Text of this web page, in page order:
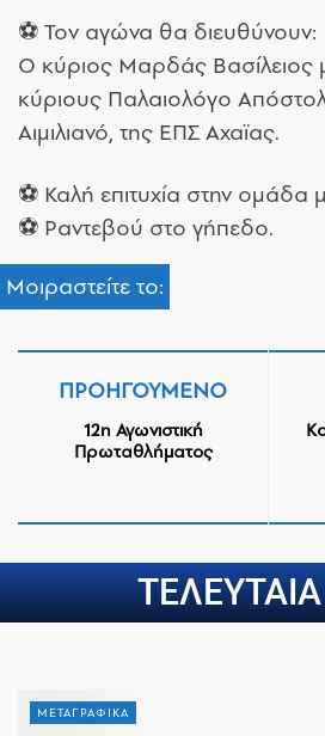
⚽ Τον αγώνα θα διευθύνουν:
Ο κύριος Μαρδάς Βασίλειος
κύριους Παλαιολόγο
Αιμιλιανό, της ΕΠΣ Αχαϊας.
⚽ Καλή επιτυχία στην ομάδα
⚽ Ραντεβού στο γήπεδο.
Μοιραστείτε το:
ΠΡΟΗΓΟΎΜΕΝΟ
12η Αγωνιστική
Πρωταθλήματος
ΜΕΤΑΓΡΑΦΙΚΑ